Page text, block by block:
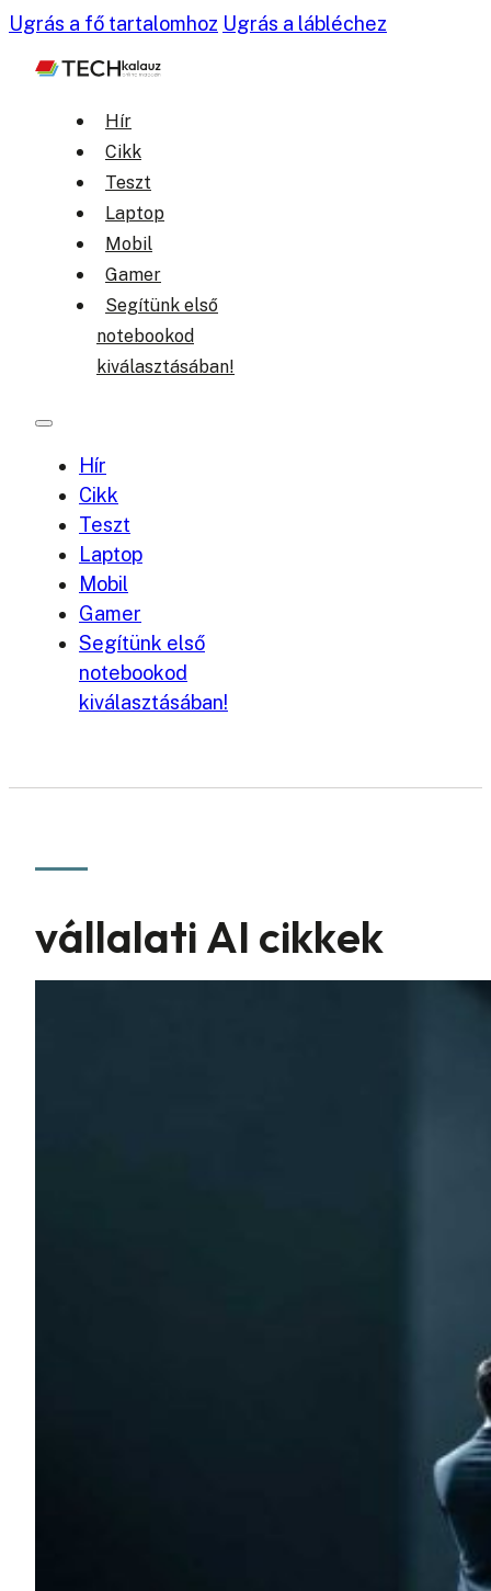
Ugrás a fő tartalomhoz Ugrás a lábléchez
Hír
Cikk
Teszt
Laptop
Mobil
Gamer
Segítünk első
notebookod
kiválasztásában!
Hír
Cikk
Teszt
Laptop
Mobil
Gamer
Segítünk első
notebookod
kiválasztásában!
vállalati AI cikkek